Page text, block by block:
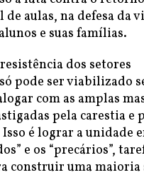
aulas, na defesa da
e suas famílias.
dos setores
pode ser viabilizado
com as amplas
pela carestia e
é lograr a unidade
e os “precários”,
construir uma maioria